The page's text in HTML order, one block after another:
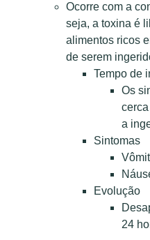
Ocorre com a
seja, a toxina é
alimentos ricos
de serem
Tempo de
Os
a
Sintomas
Evolução
24